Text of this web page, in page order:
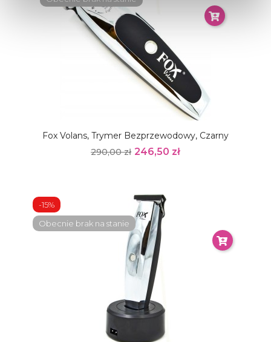
Fox Volans, Trymer Bezprzewodowy, Czarny
290,00 zł 246,50 zł
-15%
Obecnie brak na stanie